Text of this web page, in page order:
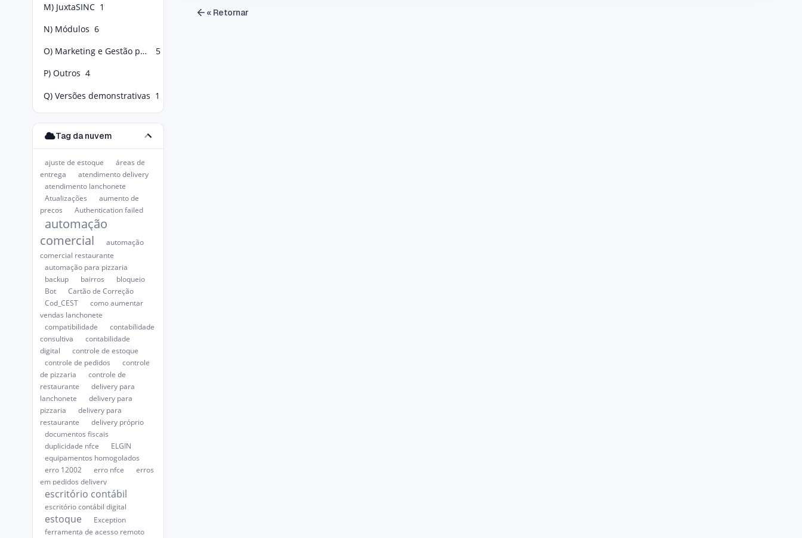
M) JuxtaSINC 1
N) Módulos 6
O) Marketing e Gestão para Food Service
5
P) Outros 4
Q) Versões demonstrativas 1
Tag da nuvem
ajuste de estoque
áreas de
entrega
atendimento delivery
atendimento lanchonete
Atualizações
aumento de
preços
Authentication failed
automação
comercial
automação
comercial restaurante
automação para pizzaria
backup
bairros
bloqueio
Bot
Cartão de Correção
Cod_CEST
como aumentar
vendas lanchonete
compatibilidade
contabilidade
consultiva
contabilidade
digital
controle de estoque
controle de pedidos
controle
de pizzaria
controle de
restaurante
delivery para
lanchonete
delivery para
pizzaria
delivery para
restaurante
delivery próprio
documentos fiscais
duplicidade nfce
ELGIN
equipamentos homogolados
erro 12002
erro nfce
erros
em pedidos delivery
escritório contábil
escritório contábil digital
estoque
Exception
ferramenta de acesso remoto
« Retornar